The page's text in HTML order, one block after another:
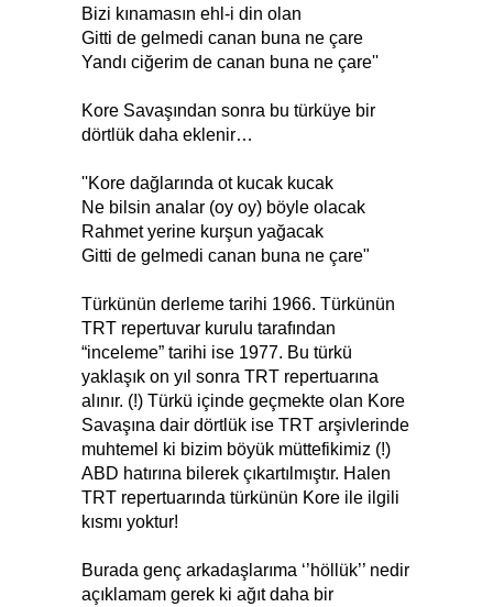
Bizi kınamasın ehl-i din olan
Gitti de gelmedi canan buna ne çare
Yandı ciğerim de canan buna ne çare''
Kore Savaşından sonra bu türküye bir
dörtlük daha eklenir…
''Kore dağlarında ot kucak kucak
Ne bilsin analar (oy oy) böyle olacak
Rahmet yerine kurşun yağacak
Gitti de gelmedi canan buna ne çare"
Türkünün derleme tarihi 1966. Türkünün
TRT repertuvar kurulu tarafından
“inceleme” tarihi ise 1977. Bu türkü
yaklaşık on yıl sonra TRT repertuarına
alınır. (!) Türkü içinde geçmekte olan Kore
Savaşına dair dörtlük ise TRT arşivlerinde
muhtemel ki bizim böyük müttefikimiz (!)
ABD hatırına bilerek çıkartılmıştır. Halen
TRT repertuarında türkünün Kore ile ilgili
kısmı yoktur!
Burada genç arkadaşlarıma ‘’höllük’’ nedir
açıklamam gerek ki ağıt daha bir